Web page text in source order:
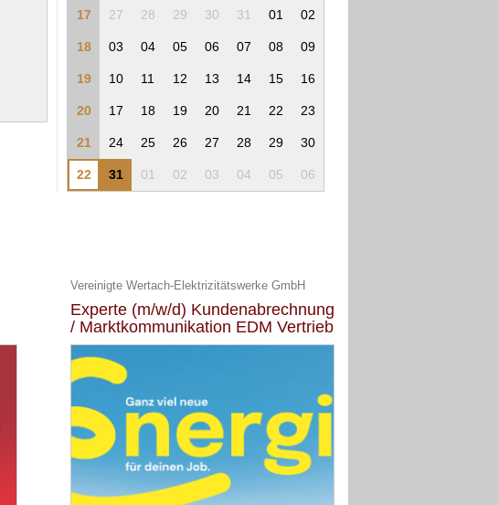
17
27 28 29 30 31 01 02
18 03 04 05 06 07 08 09
19 10 11 12 13 14 15 16
20 17 18 19 20 21 22 23
21 24 25 26 27 28 29 30
22 31 01 02 03 04 05 06
Vereinigte Wertach-Elektrizitätswerke GmbH
Experte (m/w/d) Kundenabrechnung
/ Marktkommunikation EDM Vertrieb